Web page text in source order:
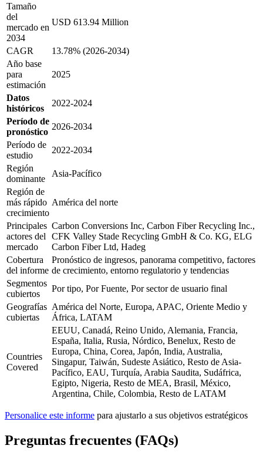
Tamaño
del
mercado en
2034
USD 613.94 Million
CAGR
13.78% (2026-2034)
Año base
para
estimación
2025
Datos
históricos
2022-2024
Período de
pronóstico
2026-2034
Período de
estudio
2022-2034
Región
dominante
Asia-Pacífico
Región de
más rápido
crecimiento
América del norte
Principales
actores del
mercado
Carbon Conversions Inc, Carbon Fiber Recycling Inc.,
CFK Valley Stade Recycling GmbH & Co. KG, ELG
Carbon Fiber Ltd, Hadeg
Cobertura
del informe
Pronóstico de ingresos, panorama competitivo, factores
de crecimiento, entorno regulatorio y tendencias
Segmentos
cubiertos
Por tipo, Por Fuente, Por sector de usuario final
Geografías
cubiertas
América del Norte, Europa, APAC, Oriente Medio y
África, LATAM
Countries
Covered
EEUU, Canadá, Reino Unido, Alemania, Francia,
España, Italia, Rusia, Nórdico, Benelux, Resto de
Europa, China, Corea, Japón, India, Australia,
Singapur, Taiwán, Sudeste Asiático, Resto de Asia-
Pacífico, EAU, Turquía, Arabia Saudita, Sudáfrica,
Egipto, Nigeria, Resto de MEA, Brasil, México,
Argentina, Chile, Colombia, Resto de LATAM
Personalice este informe para ajustarlo a sus objetivos estratégicos
Preguntas frecuentes (FAQs)